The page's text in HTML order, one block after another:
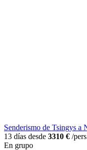
Senderismo de Tsingys a
13 días desde 3310 € /
En grupo